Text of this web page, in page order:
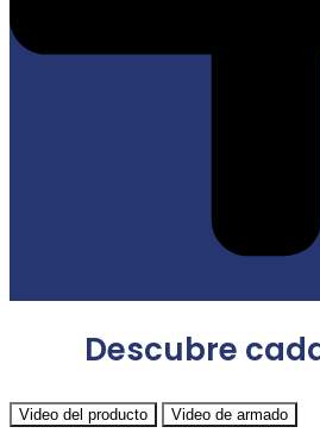
Descubre
Video del producto Video de armado